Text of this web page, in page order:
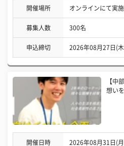
開催場所 オンラインにて実施
募集人数 300名
申込締切 2026年08月27日(
【中
想い
開催日時 2026年08月31日(